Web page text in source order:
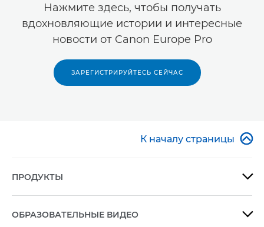
Нажмите здесь, чтобы получать
вдохновляющие истории и интересные
новости от Canon Europe Pro
ЗАРЕГИСТРИРУЙТЕСЬ СЕЙЧАС
К началу страницы 
ПРОДУКТЫ 
ОБРАЗОВАТЕЛЬНЫЕ ВИДЕО 